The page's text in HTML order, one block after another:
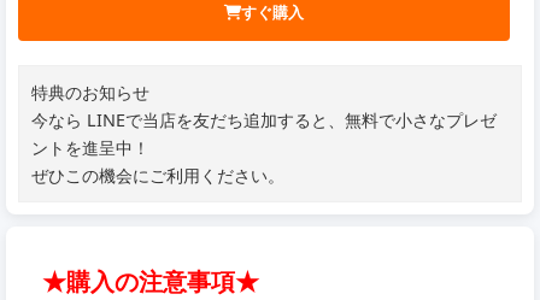
すぐ購入
特典のお知らせ
今なら LINEで当店を友だち追加すると、無料で小さなプレゼ
ントを進呈中！
ぜひこの機会にご利用ください。
★購入の注意事項★